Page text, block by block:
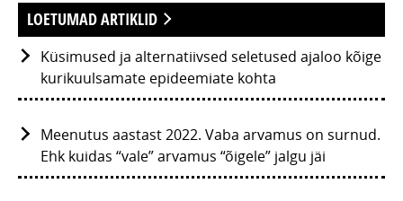
LOETUMAD ARTIKLID
Küsimused ja alternatiivsed seletused ajaloo kõige
kurikuulsamate epideemiate kohta
Meenutus aastast 2022. Vaba arvamus on surnud.
Ehk kuidas “vale” arvamus “õigele” jalgu jäi